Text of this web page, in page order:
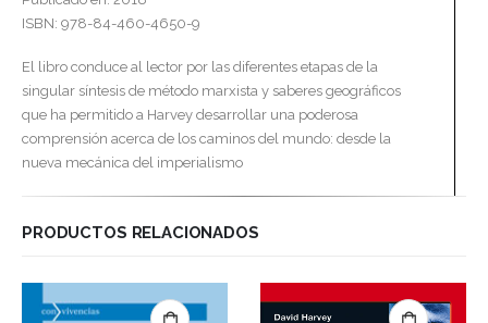
ISBN: 978-84-460-4650-9
El libro conduce al lector por las diferentes etapas de la
singular síntesis de método marxista y saberes geográficos
que ha permitido a Harvey desarrollar una poderosa
comprensión acerca de los caminos del mundo: desde la
nueva mecánica del imperialismo
PRODUCTOS RELACIONADOS